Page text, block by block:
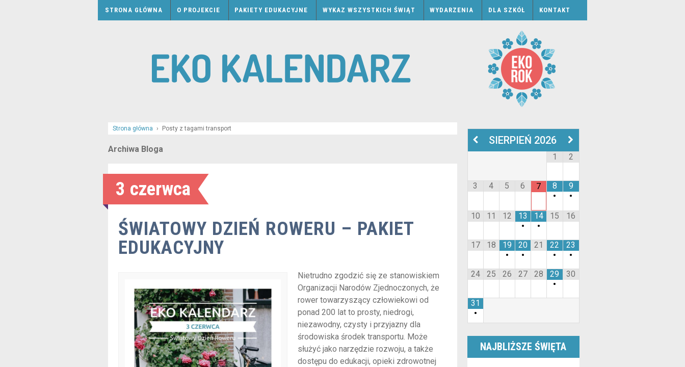
STRONA GŁÓWNA O PROJEKCIE PAKIETY EDUKACYJNE WYKAZ WSZYSTKICH ŚWIĄT WYDARZENIA DLA SZKÓŁ KONTAKT
Strona główna › Posty z tagami transport
Archiwa Bloga
3 czerwca
ŚWIATOWY DZIEŃ ROWERU – PAKIET
EDUKACYJNY
Nietrudno zgodzić się ze stanowiskiem
Organizacji Narodów Zjednoczonych, że
rower towarzyszący człowiekowi od
ponad 200 lat to prosty, niedrogi,
niezawodny, czysty i przyjazny dla
środowiska środek transportu. Może
służyć jako narzędzie rozwoju, a także
dostępu do edukacji, opieki zdrowotnej
SIERPIEŃ 2026
1 2
3 4 5 6 7
8
•
9
•
10 11 12
13
•
14
•
15 16
17 18
19
•
20
•
21
22
•
23
•
24
25 26 27 28
29
•
30
31
•
NAJBLIŻSZE ŚWIĘTA